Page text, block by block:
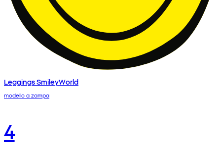
Leggings SmileyWorld
modello a zampa
4